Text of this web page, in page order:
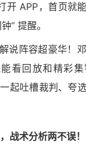
APP，首页就能
” 提醒。
说阵容超豪华！
看回放和精彩
起吐槽裁判、夸
战术分析两不误！